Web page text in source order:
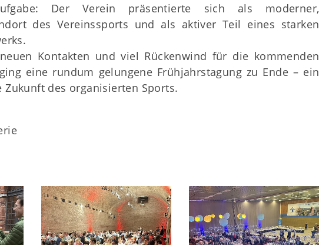
Der Verein präsentierte sich als moderner,
des Vereinssports und als aktiver Teil eines starken
Kontakten und viel Rückenwind für die kommenden
eine rundum gelungene Frühjahrstagung zu Ende – ein
Zukunft des organisierten Sports.